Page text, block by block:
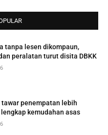
tanpa lesen dikompaun,
peralatan turut disita DBKK
tawar penempatan lebih
kemudahan asas